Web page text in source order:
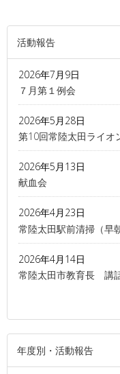
活動報告
2026年7月9日
７月第１例会
2026年5月28日
第10回常陸太田ライオ
2026年5月13日
献血会
2026年4月23日
常陸太田駅前清掃（早
2026年4月14日
常陸太田市教育長 講
年度別・活動報告